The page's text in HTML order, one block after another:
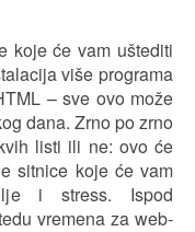
koje će vam uštediti
više programa
– sve ovo može
dana. Zrno po zrno
listi ili ne: ovo će
sitnice koje će vam
i stress. Ispod
vremena za web-